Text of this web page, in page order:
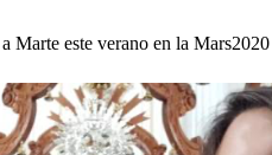
Marte este verano en la Mars2020